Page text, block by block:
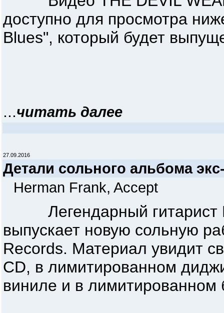
доступно для просмотра
Blues", который будет
...читать далее
27.09.2016
Детали сольного альбома
Herman Frank, Accept
Легендарный гитарист
выпускает новую сольную
Records. Материал увидит
CD, в лимитированном
виниле и в лимитированном